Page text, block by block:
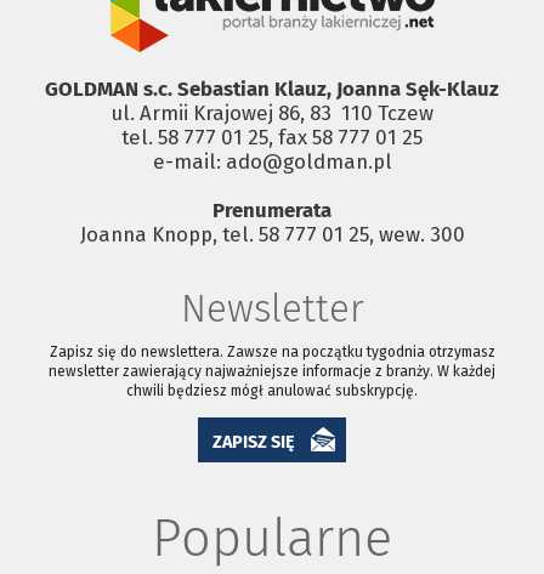
GOLDMAN s.c. Sebastian Klauz, Joanna Sęk-Klauz
ul. Armii Krajowej 86, 83 ­ 110 Tczew
tel. 58 777 01 25, fax 58 777 01 25
e-mail: ado@goldman.pl
Prenumerata
Joanna Knopp, tel. 58 777 01 25, wew. 300
Newsletter
Zapisz się do newslettera. Zawsze na początku tygodnia otrzymasz
newsletter zawierający najważniejsze informacje z branży. W każdej
chwili będziesz mógł anulować subskrypcję.
ZAPISZ SIĘ
Popularne